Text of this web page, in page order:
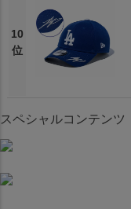
10
位
スペシャルコンテンツ